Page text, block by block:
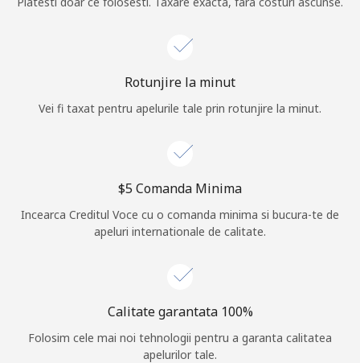
sau
Continua cu
Rotunjire la minut
Vei fi taxat pentru apelurile tale prin rotunjire la minut.
⁦$5⁩ Comanda Minima
Incearca Creditul Voce cu o comanda minima si bucura-te de
apeluri internationale de calitate.
Calitate garantata 100%
Folosim cele mai noi tehnologii pentru a garanta calitatea
apelurilor tale.